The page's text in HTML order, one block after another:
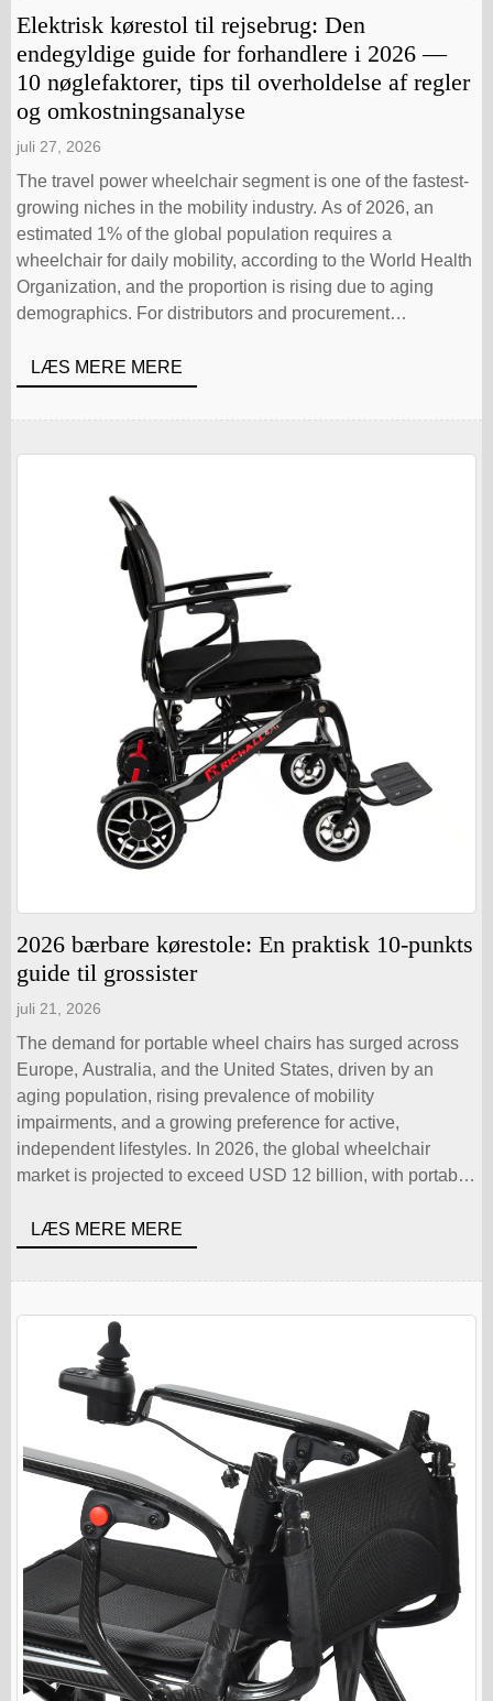
Elektrisk kørestol til rejsebrug: Den
endegyldige guide for forhandlere i 2026 —
10 nøglefaktorer, tips til overholdelse af regler
og omkostningsanalyse
juli 27, 2026
The travel power wheelchair segment is one of the fastest-
growing niches in the mobility industry. As of 2026, an
estimated 1% of the global population requires a
wheelchair for daily mobility, according to the World Health
Organization, and the proportion is rising due to aging
demographics. For distributors and procurement
LÆS MERE MERE
2026 bærbare kørestole: En praktisk 10-punkts
guide til grossister
juli 21, 2026
The demand for portable wheel chairs has surged across
Europe, Australia, and the United States, driven by an
aging population, rising prevalence of mobility
impairments, and a growing preference for active,
independent lifestyles. In 2026, the global wheelchair
market is projected to exceed USD 12 billion, with portable
LÆS MERE MERE